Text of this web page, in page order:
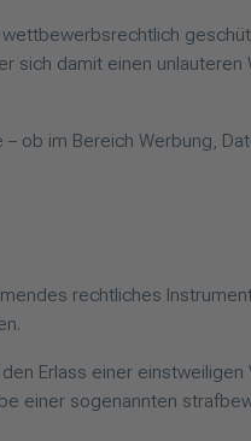
sich damit einen
ob im Bereich Werbung,
rechtliches
Erlass einer
einer sogenannten